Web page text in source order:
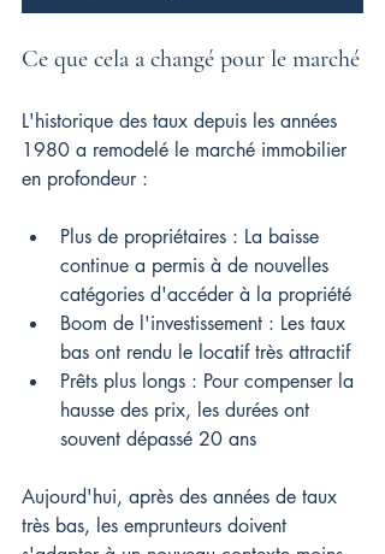
Ce que cela a changé pour le marché
L'historique des taux depuis les années
1980 a remodelé le marché immobilier
en profondeur :
Plus de propriétaires : La baisse
continue a permis à de nouvelles
catégories d'accéder à la propriété
Boom de l'investissement : Les taux
bas ont rendu le locatif très attractif
Prêts plus longs : Pour compenser la
hausse des prix, les durées ont
souvent dépassé 20 ans
Aujourd'hui, après des années de taux
très bas, les emprunteurs doivent